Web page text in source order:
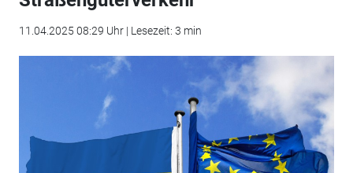
11.04.2025 08:29 Uhr | Lesezeit: 3 min